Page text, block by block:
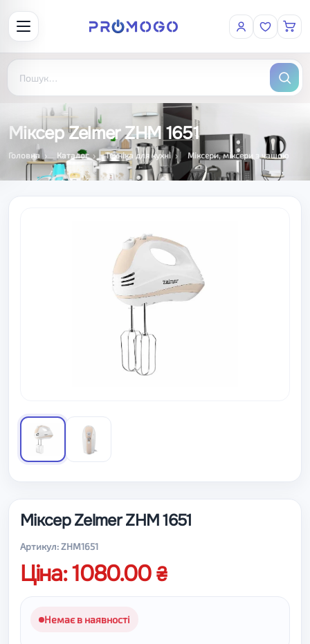
Міксер Zelmer ZHM 1651
Головна Каталог Техніка для кухні Міксери, міксери з чашою
Міксер Zelmer ZHM 1651
Артикул: ZHM1651
Ціна: 1080.00
Немає в наявності